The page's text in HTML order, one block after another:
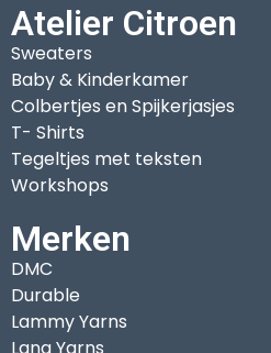
Atelier Citroen
Sweaters
Baby & Kinderkamer
Colbertjes en Spijkerjasjes
T- Shirts
Tegeltjes met teksten
Workshops
Merken
DMC
Durable
Lammy Yarns
Lang Yarns